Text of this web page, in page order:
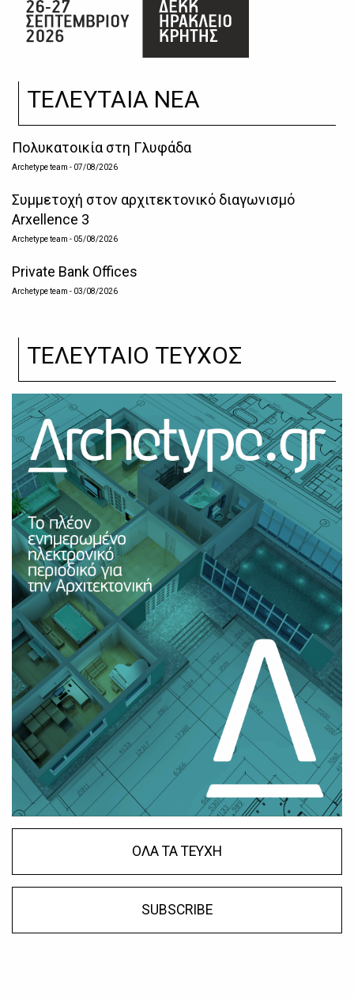
ΤΕΛΕΥΤΑΙΑ ΝΕΑ
Πολυκατοικία στη Γλυφάδα
Archetype team - 07/08/2026
Συμμετοχή στον αρχιτεκτονικό διαγωνισμό
Arxellence 3
Archetype team - 05/08/2026
Private Bank Offices
Archetype team - 03/08/2026
ΤΕΛΕΥΤΑΙΟ ΤΕΥΧΟΣ
ΟΛΑ ΤΑ ΤΕΥΧΗ
SUBSCRIBE